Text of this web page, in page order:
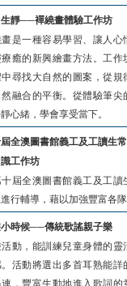
靜──襌繞畫體驗工作坊
是一種容易學習、讓人心
癒的新興繪畫方法。工作
尋找大自然的圖案，從規
融合的平衡。從體驗筆
心緒，學會享受當下。
全澳圖書館義工及工讀生
工作坊
屆全澳圖書館義工及工讀
行輔導，藉以加強豐富各
時候──傳統歌謠親子樂
動，能訓練兒童身體的靈
活動將選出多首耳熟能詳
，豐富生動地進入歌詞的